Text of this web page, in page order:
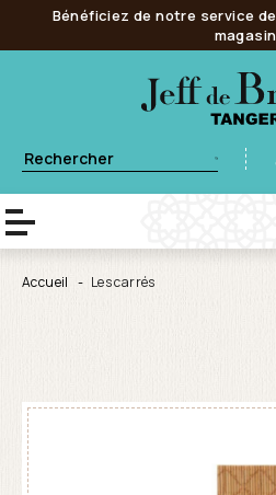
Bénéficiez de notre service
magasin
Accueil Les carrés